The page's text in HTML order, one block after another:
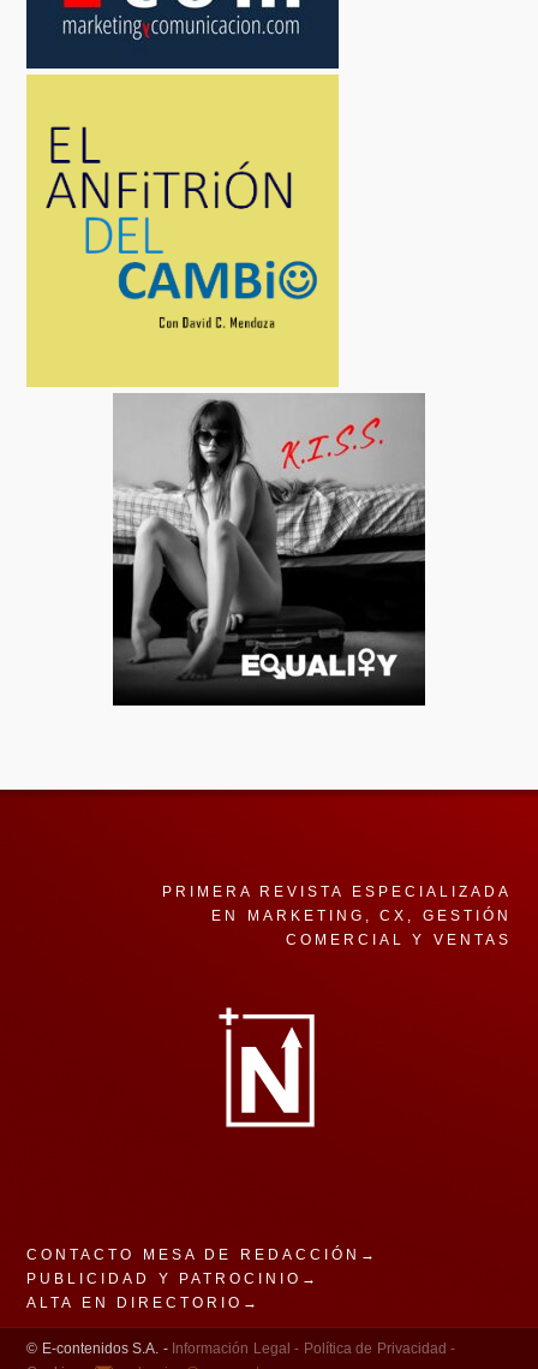
PRIMERA REVISTA ESPECIALIZADA
EN MARKETING, CX, GESTIÓN
COMERCIAL Y VENTAS
CONTACTO MESA DE REDACCIÓN→
PUBLICIDAD Y PATROCINIO→
ALTA EN DIRECTORIO→
© E-contenidos S.A. - Información Legal - Política de Privacidad -